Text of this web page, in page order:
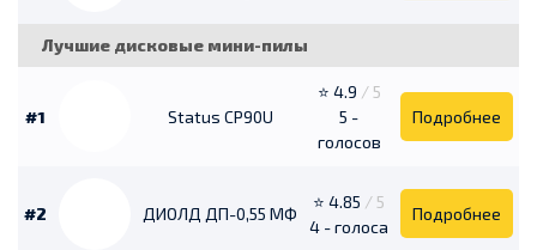
Лучшие дисковые мини-пилы
#1 Status CP90U
⭐ 4.9 / 5
5 -
голосов
Подробнее
#2 ДИОЛД ДП-0,55 МФ
⭐ 4.85 / 5
4 - голоса
Подробнее